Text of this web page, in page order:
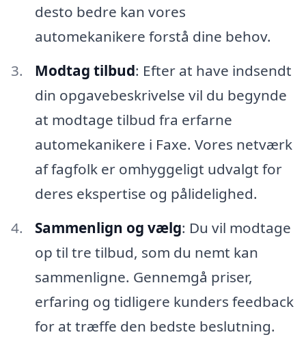
desto bedre kan vores
automekanikere forstå dine behov.
Modtag tilbud: Efter at have indsendt
din opgavebeskrivelse vil du begynde
at modtage tilbud fra erfarne
automekanikere i Faxe. Vores netværk
af fagfolk er omhyggeligt udvalgt for
deres ekspertise og pålidelighed.
Sammenlign og vælg: Du vil modtage
op til tre tilbud, som du nemt kan
sammenligne. Gennemgå priser,
erfaring og tidligere kunders feedback
for at træffe den bedste beslutning.